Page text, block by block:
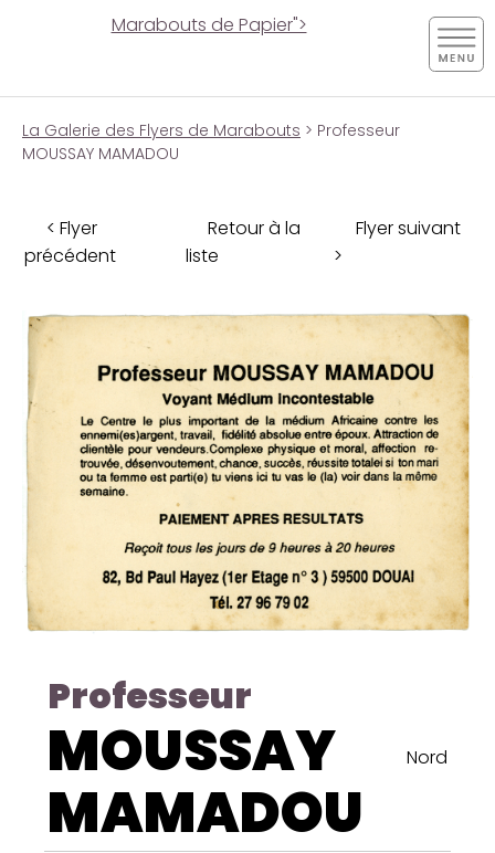
Marabouts de Papier">
La Galerie des Flyers de Marabouts > Professeur
MOUSSAY MAMADOU
< Flyer
précédent
Retour à la
liste
Flyer suivant
>
Professeur
MOUSSAY
MAMADOU
Nord